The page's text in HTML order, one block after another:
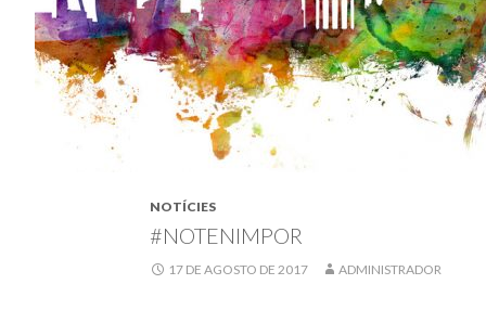
NOTÍCIES
#NOTENIMPOR
17 DE AGOSTO DE 2017 ADMINISTRADOR